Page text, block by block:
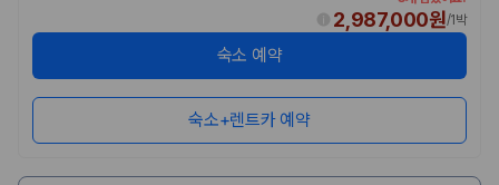
2,987,000원/1박
숙소 예약
숙소+렌트카 예약